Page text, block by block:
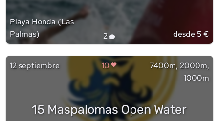
Playa Honda(Las
Palmas) 2 desde 5 €
12 septiembre 10
7400m, 2000m,
1000m
15 Maspalomas Open Water